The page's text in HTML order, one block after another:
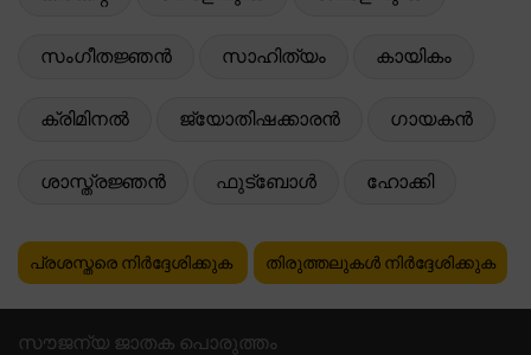
സംഗീതജ്ഞൻ സാഹിത്യം കായികം
ക്രിമിനൽ ജ്യോതിഷക്കാരൻ ഗായകൻ
ശാസ്ത്രജ്ഞൻ ഫുട്ബോൾ ഹോക്കി
പ്രശസ്തരെ നിർദ്ദേശിക്കുക തിരുത്തലുകൾ നിർദ്ദേശിക്കുക
സൗജന്യ ജാതക പൊരുത്തം